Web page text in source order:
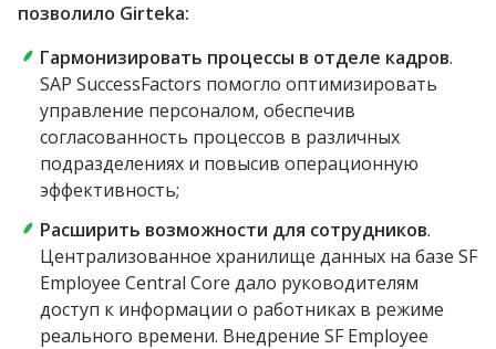
позволило Girteka:
Гармонизировать процессы в отделе кадров.
SAP SuccessFactors помогло оптимизировать
управление персоналом, обеспечив
согласованность процессов в различных
подразделениях и повысив операционную
эффективность;
Расширить возможности для сотрудников.
Централизованное хранилище данных на базе SF
Employee Central Core дало руководителям
доступ к информации о работниках в режиме
реального времени. Внедрение SF Employee